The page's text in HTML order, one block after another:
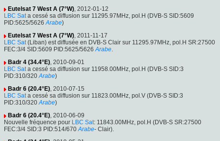
Eutelsat 7 West A (7°W), 2012-01-12
LBC Sata cessé sa diffusion sur 11295.97MHz, pol.H (DVB-S SID:5609
PID:5625/5626 Arabe)
Eutelsat 7 West A (7°W), 2011-11-17
LBC Sat(Liban) est diffusée en DVB-S Clair sur 11295.97MHz, pol.H SR:27500
FEC:3/4 SID:5609 PID:5625/5626 Arabe.
Badr 4 (34.4°E), 2010-09-01
LBC Sata cessé sa diffusion sur 11958.00MHz, pol.H (DVB-S SID:3
PID:310/320 Arabe)
Badr 6 (20.4°E), 2010-07-15
LBC Sata cessé sa diffusion sur 11823.00MHz, pol.V (DVB-S SID:3
PID:310/320 Arabe)
Badr 6 (20.4°E), 2010-06-09
Nouvelle fréquence pour LBC Sat: 11843.00MHz, pol.H (DVB-S SR:27500
FEC:3/4 SID:3 PID:514/670 Arabe- Clair).